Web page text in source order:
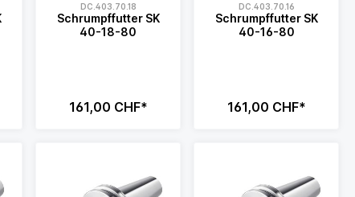
DC.403.70.18
Schrumpffutter SK
40-18-80
161,00 CHF*
DC.403.70.16
Schrumpffutter SK
40-16-80
161,00 CHF*